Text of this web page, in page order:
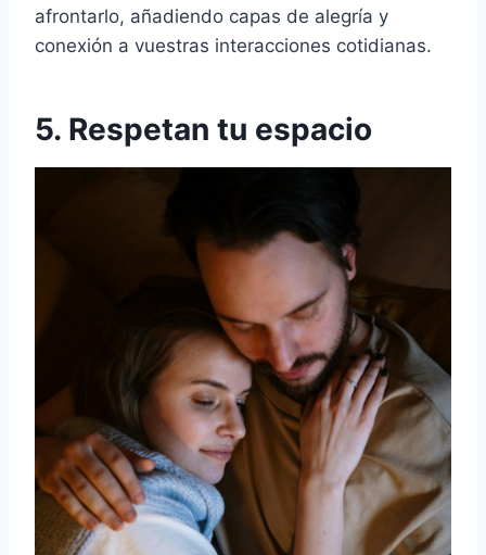
afrontarlo, añadiendo capas de alegría y
conexión a vuestras interacciones cotidianas.
5. Respetan tu espacio